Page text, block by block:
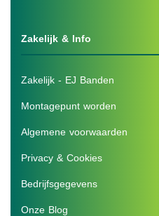
Zakelijk & Info
Zakelijk - EJ Banden
Montagepunt worden
Algemene voorwaarden
Privacy & Cookies
Bedrijfsgegevens
Onze Blog